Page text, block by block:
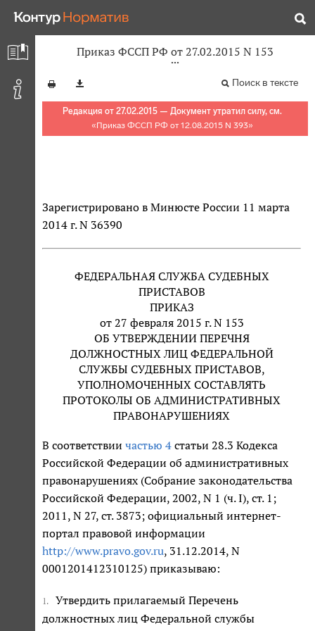
Приказ ФССП РФ от 27.02.2015 N 153
Поиск в тексте
Редакция от 27.02.2015 — Документ утратил силу, см.
«Приказ ФССП РФ от 12.08.2015 N 393»
Зарегистрировано в Минюсте России 11 марта
2014 г. N 36390
ФЕДЕРАЛЬНАЯ СЛУЖБА СУДЕБНЫХ
ПРИСТАВОВ
ПРИКАЗ
от 27 февраля 2015 г. N 153
ОБ УТВЕРЖДЕНИИ ПЕРЕЧНЯ
ДОЛЖНОСТНЫХ ЛИЦ ФЕДЕРАЛЬНОЙ
СЛУЖБЫ СУДЕБНЫХ ПРИСТАВОВ,
УПОЛНОМОЧЕННЫХ СОСТАВЛЯТЬ
ПРОТОКОЛЫ ОБ АДМИНИСТРАТИВНЫХ
ПРАВОНАРУШЕНИЯХ
В соответствии частью 4 статьи 28.3 Кодекса
Российской Федерации об административных
правонарушениях (Собрание законодательства
Российской Федерации, 2002, N 1 (ч. I), ст. 1;
2011, N 27, ст. 3873; официальный интернет-
портал правовой информации
http://www.pravo.gov.ru, 31.12.2014, N
0001201412310125) приказываю:
1.
Утвердить прилагаемый Перечень
должностных лиц Федеральной службы